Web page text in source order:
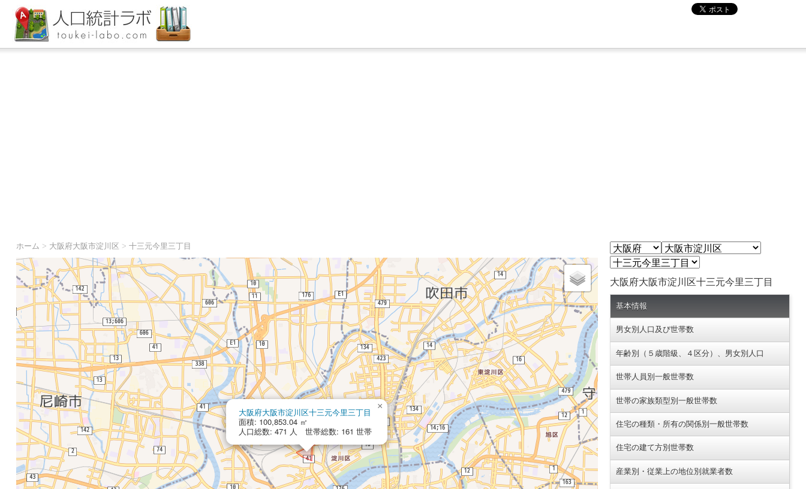
ホーム > 大阪府大阪市淀川区 > 十三元今里三丁目
大阪府大阪市淀川区十三元今里三丁目
面積: 100,853.04 ㎡
人口総数: 471 人 世帯総数: 161 世帯
×
大阪府大阪市淀川区十三元今里三丁目
基本情報
男女別人口及び世帯数
年齢別（５歳階級、４区分）、男女別人口
世帯人員別一般世帯数
世帯の家族類型別一般世帯数
住宅の種類・所有の関係別一般世帯数
住宅の建て方別世帯数
産業別・従業上の地位別就業者数